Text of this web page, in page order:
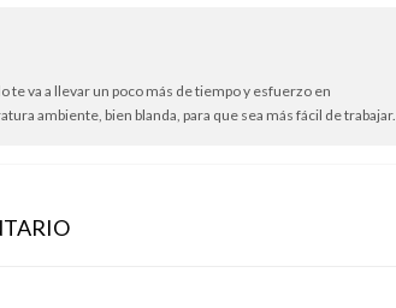
te va a llevar un poco más de tiempo y esfuerzo en
ambiente, bien blanda, para que sea más fácil de trabajar.